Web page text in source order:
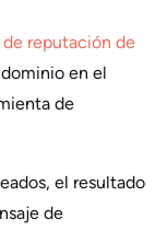
reputación de
en el
de
el resultado
de